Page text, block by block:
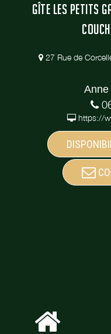
GÎTE LES PETITS
27 Rue de
Anne
https://